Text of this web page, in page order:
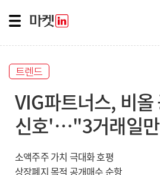
트렌드
VIG파트너스, 비
신호'…"3거래일
소액주주 가치 극대화 호평
상장폐지 목적 공개매수 순항